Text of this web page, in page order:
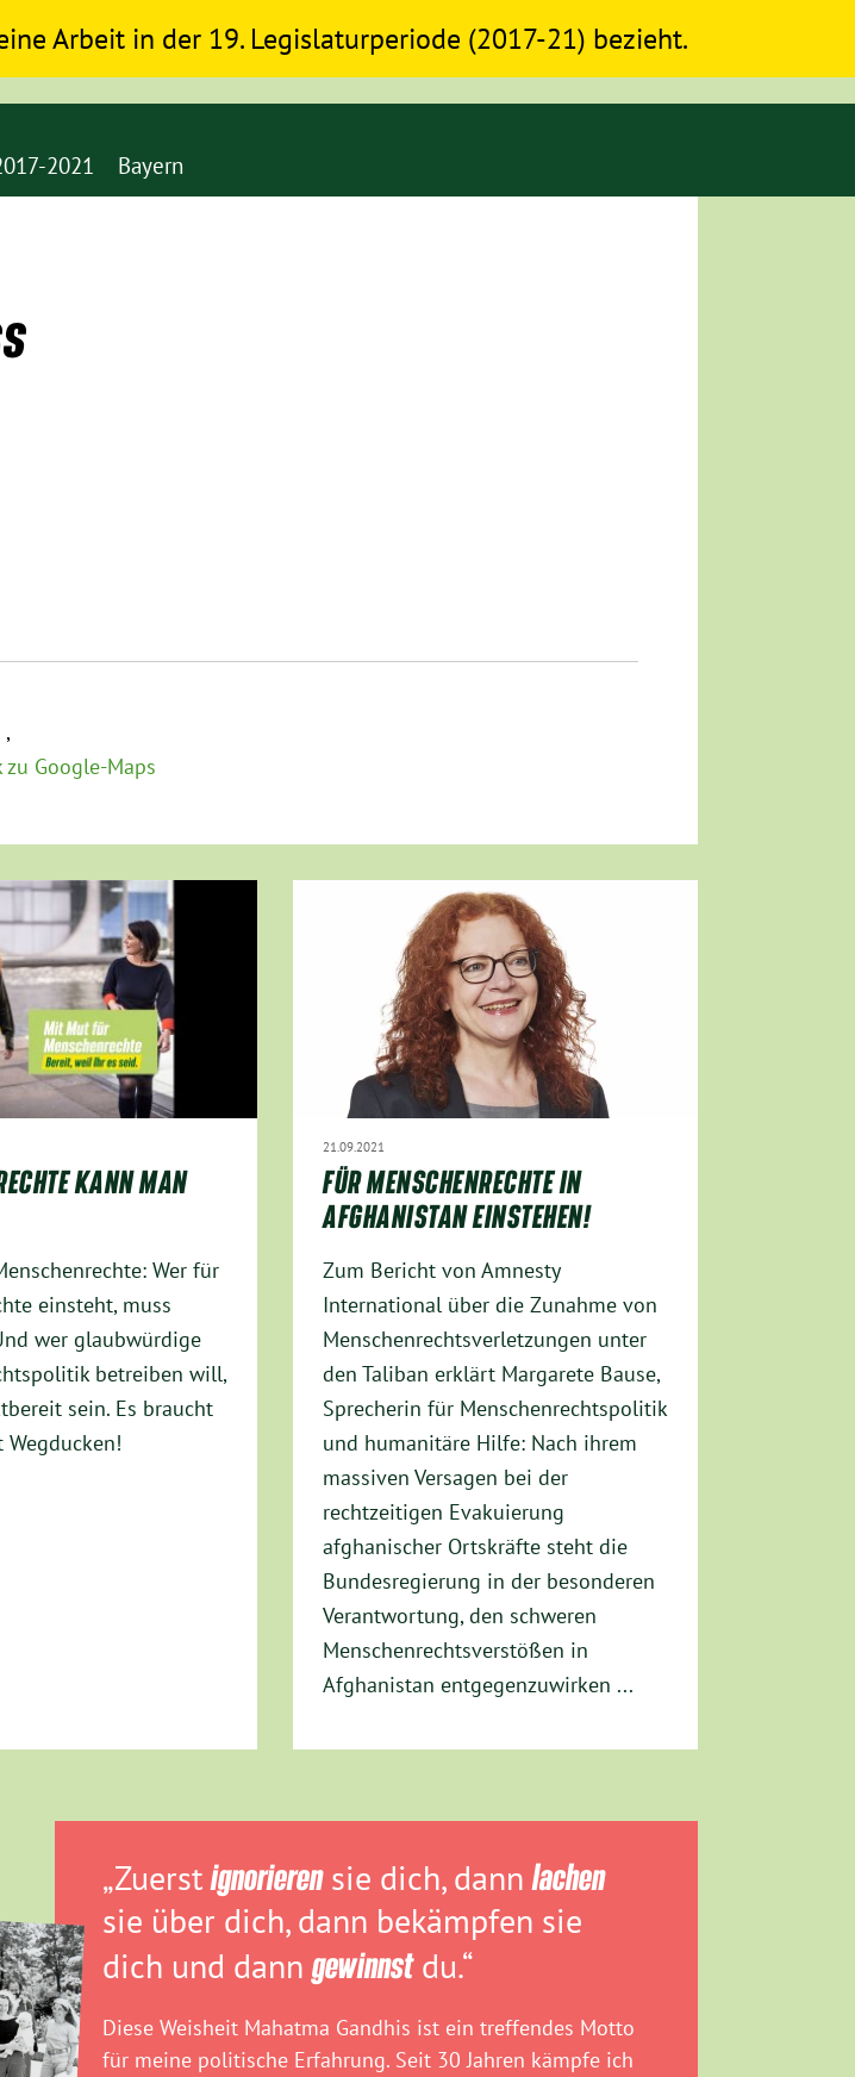
Arbeit in der 19. Legislaturperiode (2017-21) bezieht.
2021 Bayern
zu Google-Maps
KANN MAN
Wer für
einsteht, muss
wer glaubwürdige
betreiben will,
sein. Es braucht
21.09.2021
FÜR MENSCHENRECHTE IN
AFGHANISTAN EINSTEHEN!
Zum Bericht von Amnesty
International über die Zunahme von
Menschenrechtsverletzungen unter
den Taliban erklärt Margarete Bause,
Sprecherin für Menschenrechtspolitik
und humanitäre Hilfe: Nach ihrem
massiven Versagen bei der
rechtzeitigen Evakuierung
afghanischer Ortskräfte steht die
Bundesregierung in der besonderen
Verantwortung, den schweren
Menschenrechtsverstößen in
Afghanistan entgegenzuwirken ...
„Zuerstignorierensie dich, dannlachen
sie über dich, dann bekämpfen sie
dich und danngewinnstdu.“
Diese Weisheit Mahatma Gandhis ist ein treffendes Motto
für meine politische Erfahrung. Seit 30 Jahren kämpfe ich